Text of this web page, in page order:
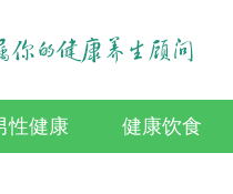
性健康 健康饮食